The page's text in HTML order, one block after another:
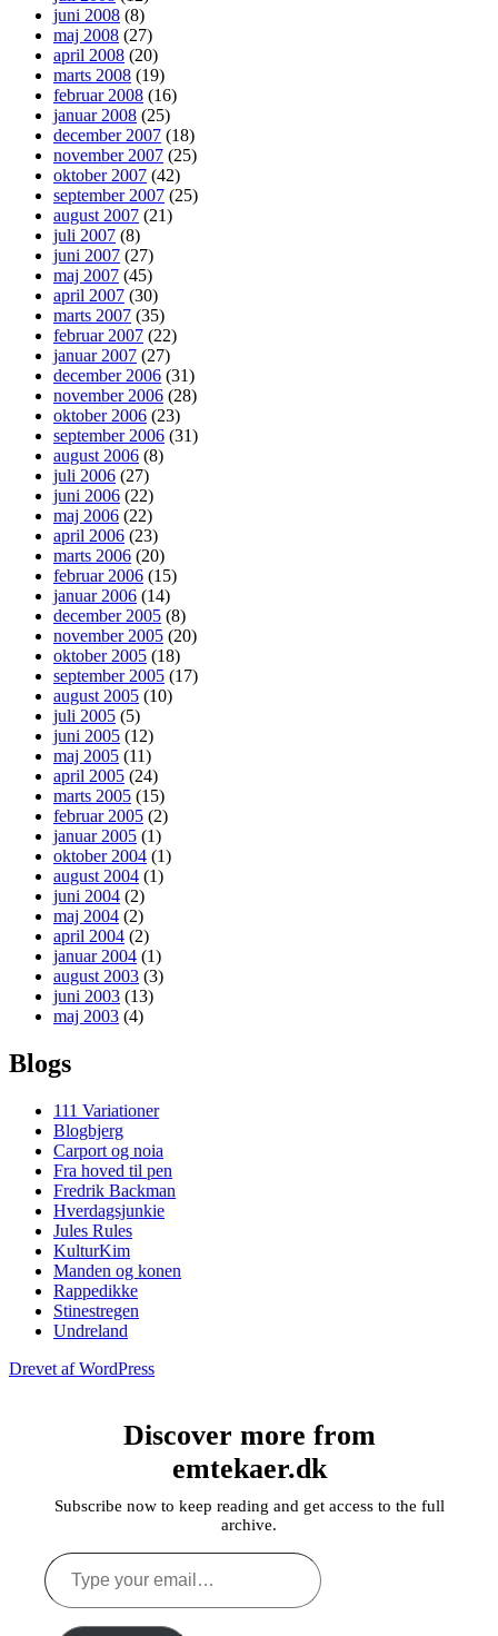
juni 2008 (8)
maj 2008 (27)
april 2008 (20)
marts 2008 (19)
februar 2008 (16)
januar 2008 (25)
december 2007 (18)
november 2007 (25)
oktober 2007 (42)
september 2007 (25)
august 2007 (21)
juli 2007 (8)
juni 2007 (27)
maj 2007 (45)
april 2007 (30)
marts 2007 (35)
februar 2007 (22)
januar 2007 (27)
december 2006 (31)
november 2006 (28)
oktober 2006 (23)
september 2006 (31)
august 2006 (8)
juli 2006 (27)
juni 2006 (22)
maj 2006 (22)
april 2006 (23)
marts 2006 (20)
februar 2006 (15)
januar 2006 (14)
december 2005 (8)
november 2005 (20)
oktober 2005 (18)
september 2005 (17)
august 2005 (10)
juli 2005 (5)
juni 2005 (12)
maj 2005 (11)
april 2005 (24)
marts 2005 (15)
februar 2005 (2)
januar 2005 (1)
oktober 2004 (1)
august 2004 (1)
juni 2004 (2)
maj 2004 (2)
april 2004 (2)
januar 2004 (1)
august 2003 (3)
juni 2003 (13)
maj 2003 (4)
Blogs
111 Variationer
Blogbjerg
Carport og noia
Fra hoved til pen
Fredrik Backman
Hverdagsjunkie
Jules Rules
KulturKim
Manden og konen
Rappedikke
Stinestregen
Undreland
Drevet af WordPress
Discover more from
emtekaer.dk
Subscribe now to keep reading and get access to the full
archive.
Type
your
email…